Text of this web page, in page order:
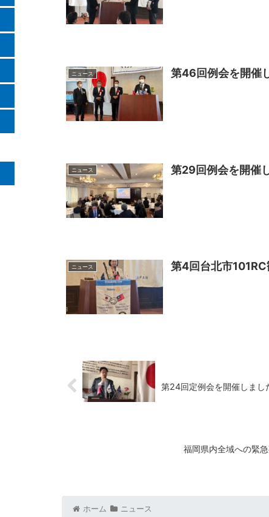
ニュース 第46回例会を開催
ニュース 第29回例会を開催
ニュース 第4回台北市101RC
第24回定例会を開催しまし
福岡県内全域への緊
ホーム ニュース